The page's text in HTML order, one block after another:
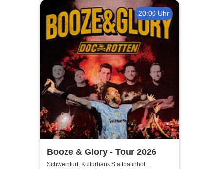
20:00 Uhr
Booze & Glory - Tour 2026
Schweinfurt, Kulturhaus Stattbahnhof